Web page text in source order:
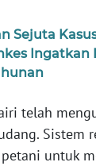
Sejuta
Ingatkan
telah
Sistem
untuk